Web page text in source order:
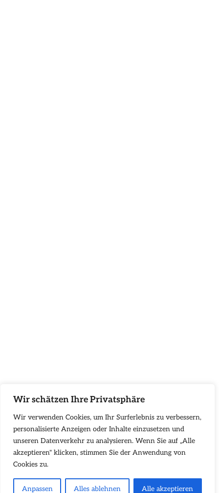
Wir schätzen Ihre Privatsphäre
Wir verwenden Cookies, um Ihr Surferlebnis zu verbessern,
personalisierte Anzeigen oder Inhalte einzusetzen und
unseren Datenverkehr zu analysieren. Wenn Sie auf „Alle
akzeptieren" klicken, stimmen Sie der Anwendung von
Cookies zu.
Anpassen Alles ablehnen Alle akzeptieren